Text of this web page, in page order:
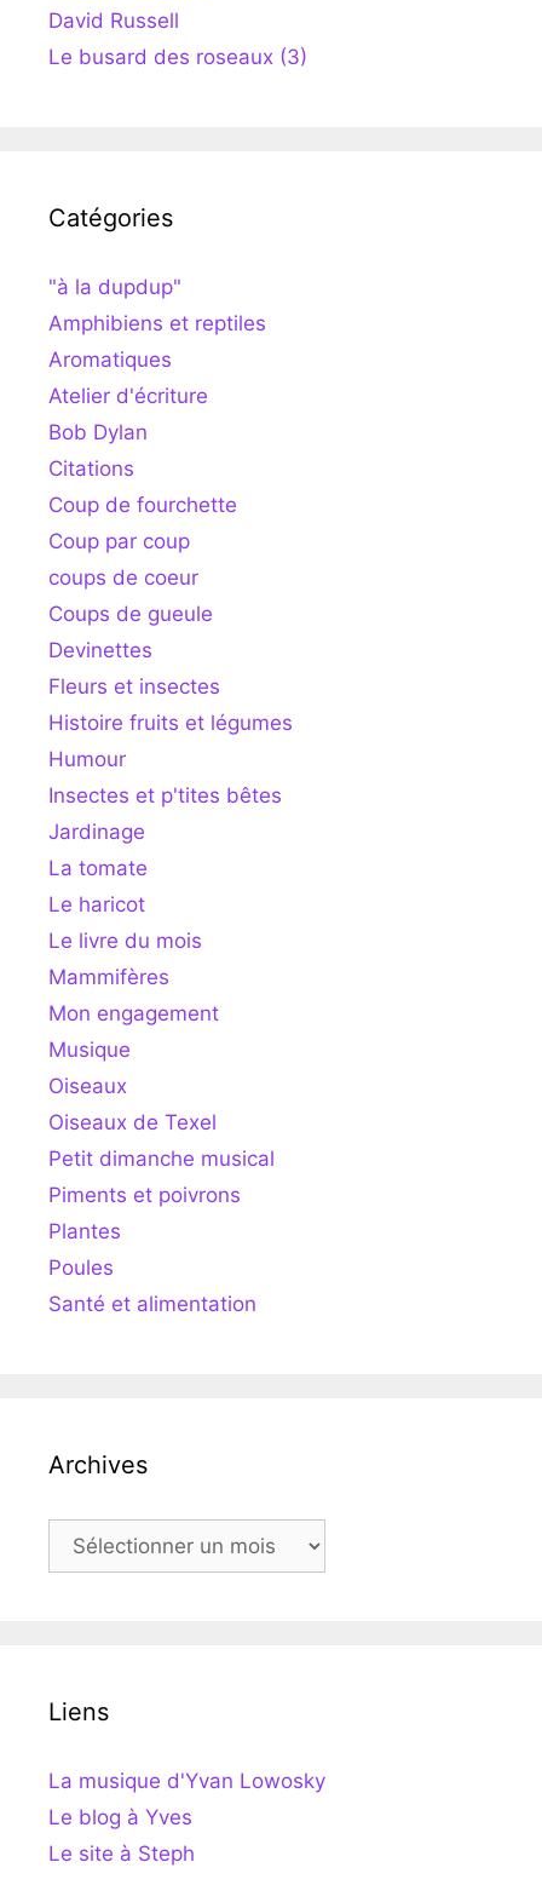
David Russell
Le busard des roseaux (3)
Catégories
"à la dupdup"
Amphibiens et reptiles
Aromatiques
Atelier d'écriture
Bob Dylan
Citations
Coup de fourchette
Coup par coup
coups de coeur
Coups de gueule
Devinettes
Fleurs et insectes
Histoire fruits et légumes
Humour
Insectes et p'tites bêtes
Jardinage
La tomate
Le haricot
Le livre du mois
Mammifères
Mon engagement
Musique
Oiseaux
Oiseaux de Texel
Petit dimanche musical
Piments et poivrons
Plantes
Poules
Santé et alimentation
Archives
Archives
Liens
La musique d'Yvan Lowosky
Le blog à Yves
Le site à Steph